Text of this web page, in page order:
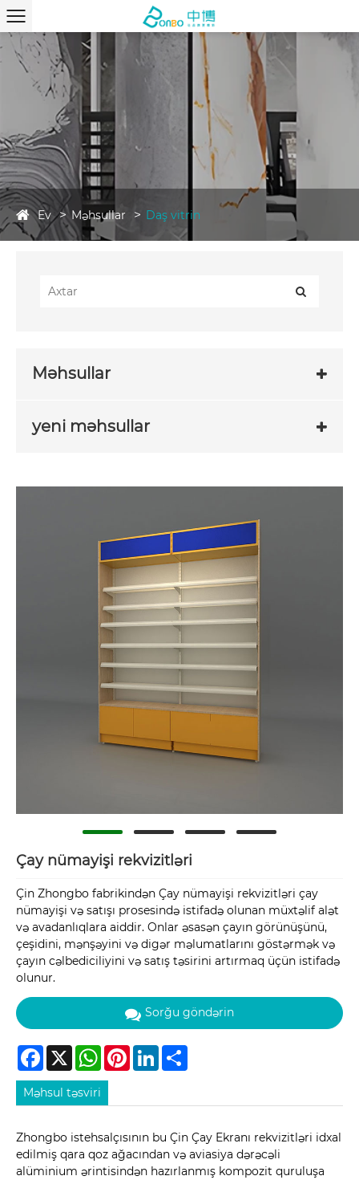
Ev Məhsullar Daş vitrin
Məhsullar
yeni məhsullar
Çay nümayişi rekvizitləri
Çin Zhongbo fabrikindən Çay nümayişi rekvizitləri çay
nümayişi və satışı prosesində istifadə olunan müxtəlif alət
və avadanlıqlara aiddir. Onlar əsasən çayın görünüşünü,
çeşidini, mənşəyini və digər məlumatlarını göstərmək və
çayın cəlbediciliyini və satış təsirini artırmaq üçün istifadə
olunur.
Sorğu göndərin
Facebook
X WhatsAppPinterestLinkedIn
Məhsul təsviri
Zhongbo istehsalçısının bu Çin Çay Ekranı rekvizitləri idxal
edilmiş qara qoz ağacından və aviasiya dərəcəli
alüminium ərintisindən hazırlanmış kompozit quruluşa